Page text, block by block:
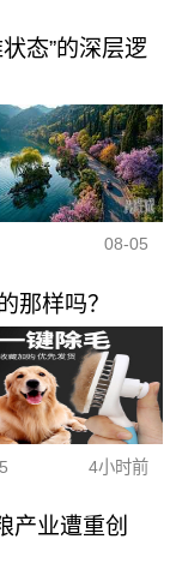
态”的深层逻
08-05
那样吗？
4小时前
产业遭重创